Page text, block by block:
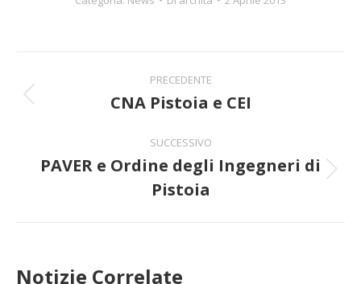
tra
post
PRECEDENTE
Post
CNA Pistoia e CEI
SUCCESSIVO
Prossimo
post:
PAVER e Ordine degli Ingegneri di
Pistoia
Notizie Correlate